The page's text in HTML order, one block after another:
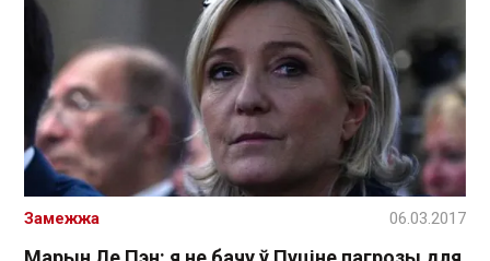
Замежжа 06.03.2017